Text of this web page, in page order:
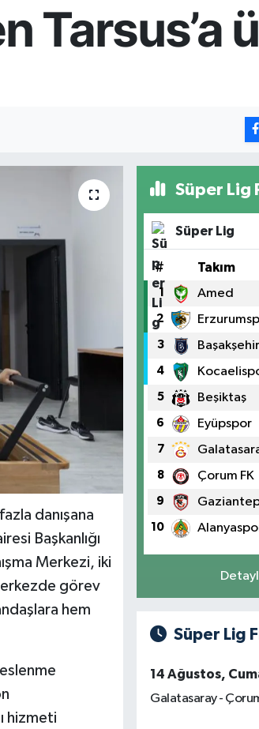
Tarsus’a
danışana
Başkanlığı
Merkezi, iki
görev
hem
hizmeti
Süper Lig
Süper Lig
# Takım
1 Amed
2
3 Başakşehir
4
5 Beşiktaş
6 Eyüpspor
7
8 Çorum FK
9
10
Süper Lig
14 Ağustos,
Galatasaray -